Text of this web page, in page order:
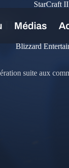
StarCraft II
Blizzard
suite aux